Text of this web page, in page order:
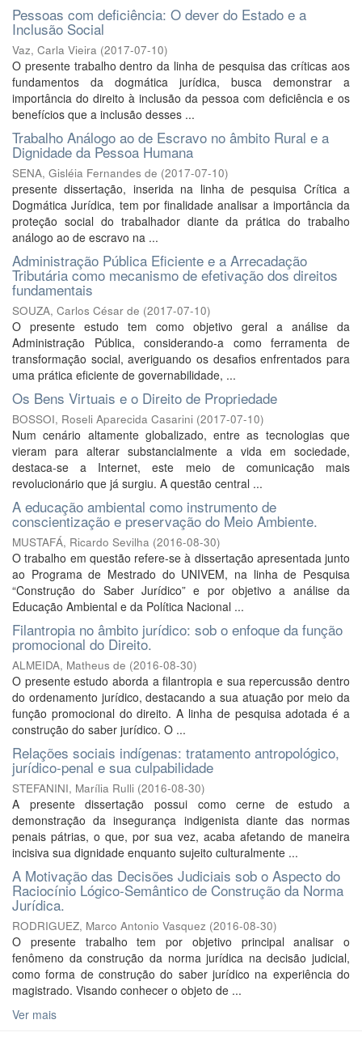
Pessoas com deficiência: O dever do Estado e a
Inclusão Social
Vaz, Carla Vieira (2017-07-10)
O presente trabalho dentro da linha de pesquisa das críticas aos
fundamentos da dogmática jurídica, busca demonstrar a
importância do direito à inclusão da pessoa com deficiência e os
benefícios que a inclusão desses ...
Trabalho Análogo ao de Escravo no âmbito Rural e a
Dignidade da Pessoa Humana
SENA, Gisléia Fernandes de (2017-07-10)
presente dissertação, inserida na linha de pesquisa Crítica a
Dogmática Jurídica, tem por finalidade analisar a importância da
proteção social do trabalhador diante da prática do trabalho
análogo ao de escravo na ...
Administração Pública Eficiente e a Arrecadação
Tributária como mecanismo de efetivação dos direitos
fundamentais
SOUZA, Carlos César de (2017-07-10)
O presente estudo tem como objetivo geral a análise da
Administração Pública, considerando-a como ferramenta de
transformação social, averiguando os desafios enfrentados para
uma prática eficiente de governabilidade, ...
Os Bens Virtuais e o Direito de Propriedade
BOSSOI, Roseli Aparecida Casarini (2017-07-10)
Num cenário altamente globalizado, entre as tecnologias que
vieram para alterar substancialmente a vida em sociedade,
destaca-se a Internet, este meio de comunicação mais
revolucionário que já surgiu. A questão central ...
A educação ambiental como instrumento de
conscientização e preservação do Meio Ambiente.
MUSTAFÁ, Ricardo Sevilha (2016-08-30)
O trabalho em questão refere-se à dissertação apresentada junto
ao Programa de Mestrado do UNIVEM, na linha de Pesquisa
“Construção do Saber Jurídico” e por objetivo a análise da
Educação Ambiental e da Política Nacional ...
Filantropia no âmbito jurídico: sob o enfoque da função
promocional do Direito.
ALMEIDA, Matheus de (2016-08-30)
O presente estudo aborda a filantropia e sua repercussão dentro
do ordenamento jurídico, destacando a sua atuação por meio da
função promocional do direito. A linha de pesquisa adotada é a
construção do saber jurídico. O ...
Relações sociais indígenas: tratamento antropológico,
jurídico-penal e sua culpabilidade
STEFANINI, Marília Rulli (2016-08-30)
A presente dissertação possui como cerne de estudo a
demonstração da insegurança indigenista diante das normas
penais pátrias, o que, por sua vez, acaba afetando de maneira
incisiva sua dignidade enquanto sujeito culturalmente ...
A Motivação das Decisões Judiciais sob o Aspecto do
Raciocínio Lógico-Semântico de Construção da Norma
Jurídica.
RODRIGUEZ, Marco Antonio Vasquez (2016-08-30)
O presente trabalho tem por objetivo principal analisar o
fenômeno da construção da norma jurídica na decisão judicial,
como forma de construção do saber jurídico na experiência do
magistrado. Visando conhecer o objeto de ...
Ver mais